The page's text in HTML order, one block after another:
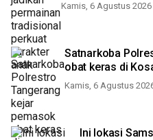
Kamis, 6 Agustus 2026
Satnarkoba
obat keras di
Kamis, 6 Agustus
Ini lokasi